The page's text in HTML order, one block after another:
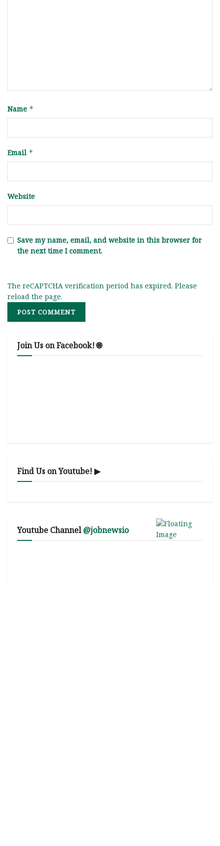
Name *
Email *
Website
Save my name, email, and website in this browser for
the next time I comment.
The reCAPTCHA verification period has expired. Please
reload the page.
Join Us on Facebook! 🌐
Find Us on Youtube! ▶
Youtube Channel@jobnewsio